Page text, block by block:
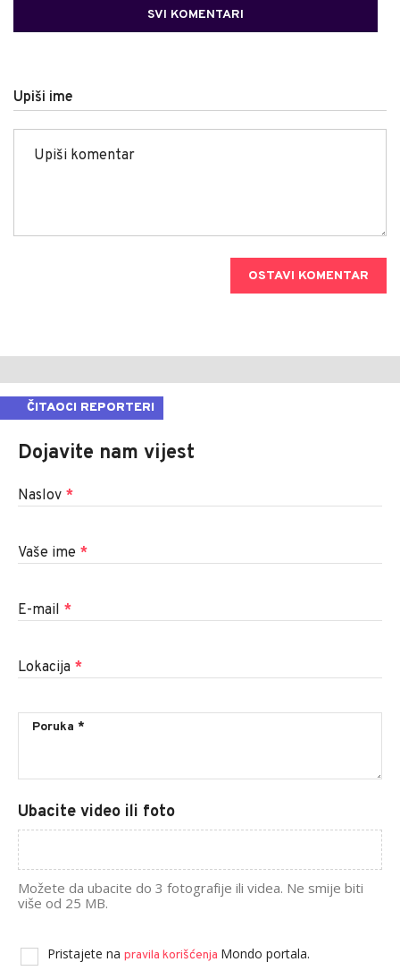
SVI KOMENTARI
Upiši ime
OSTAVI KOMENTAR
ČITAOCI REPORTERI
Dojavite nam vijest
Naslov *
Vaše ime *
E-mail *
Lokacija *
Ubacite video ili foto
Možete da ubacite do 3 fotografije ili videa. Ne smije biti
više od 25 MB.
Pristajete na pravila korišćenja Mondo portala.